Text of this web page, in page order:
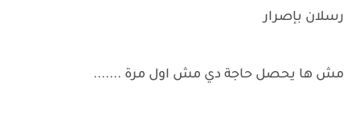
رسلان بإصرار
مش ها يحصل حاجة دي مش اول مرة .......